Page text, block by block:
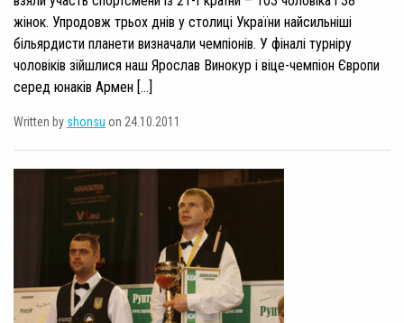
жінок. Упродовж трьох днів у столиці України найсильніші
більярдисти планети визначали чемпіонів. У фіналі турніру
чоловіків зійшлися наш Ярослав Винокур і віце-чемпіон Європи
серед юнаків Армен […]
Written by shonsu on 24.10.2011